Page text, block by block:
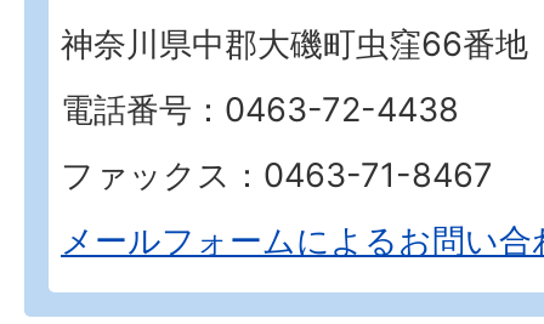
神奈川県中郡大磯町虫窪66番地
電話番号：0463-72-4438
ファックス：0463-71-8467
メールフォームによるお問い合